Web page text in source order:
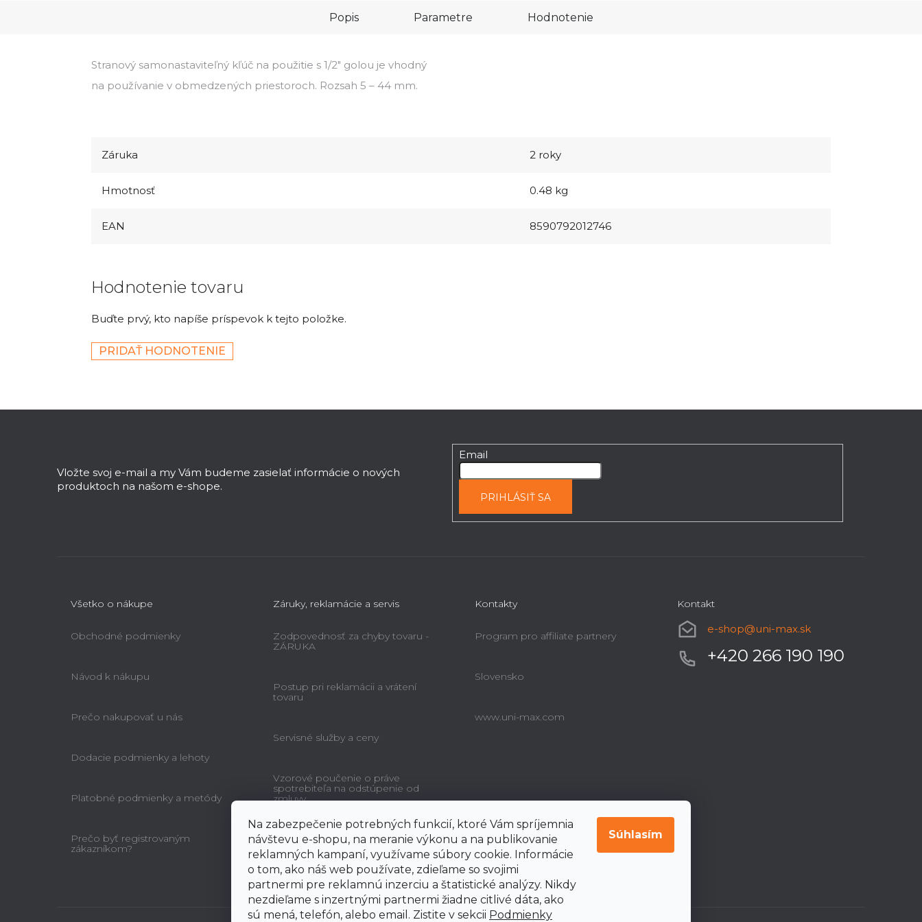
Na zabezpečenie potrebných funkcií, ktoré Vám spríjemnia
návštevu e-shopu, na meranie výkonu a na publikovanie
reklamných kampaní, využívame súbory cookie. Informácie
o tom, ako náš web používate, zdieľame so svojimi
partnermi pre reklamnú inzerciu a štatistické analýzy. Nikdy
nezdieľame s inzertnými partnermi žiadne citlivé dáta, ako
sú mená, telefón, alebo email. Zistite v sekcii Podmienky
Súhlasím
Popis Parametre Hodnotenie
Stranový samonastaviteľný kľúč na použitie s 1/2" golou je vhodný
na používanie v obmedzených priestoroch. Rozsah 5 – 44 mm.
Záruka 2 roky
Hmotnosť 0.48 kg
EAN 8590792012746
Hodnotenie tovaru
Buďte prvý, kto napíše príspevok k tejto položke.
PRIDAŤ HODNOTENIE
Vložte svoj e-mail a my Vám budeme zasielať informácie o nových
produktoch na našom e-shope.
Email
PRIHLÁSIŤ SA
Všetko o nákupe
Obchodné podmienky
Návod k nákupu
Prečo nakupovať u nás
Dodacie podmienky a lehoty
Platobné podmienky a metódy
Prečo byť registrovaným
zákazníkom?
Záruky, reklamácie a servis
Zodpovednosť za chyby tovaru -
ZÁRUKA
Postup pri reklamácii a vrátení
tovaru
Servisné služby a ceny
Vzorové poučenie o práve
spotrebiteľa na odstúpenie od
zmluvy
Kontakty
Program pro affiliate partnery
Slovensko
www.uni-max.com
Kontakt
e-shop@uni-max.sk
+420 266 190 190